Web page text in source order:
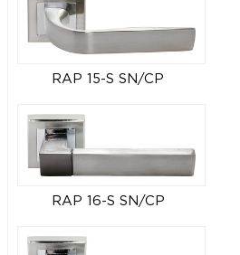
RAP 15-S SN/CP
RAP 16-S SN/CP